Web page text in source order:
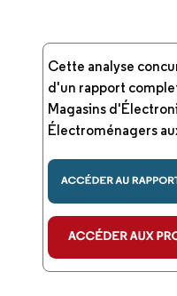
Cette analyse
d'un rapport
Magasins
Électroménagers